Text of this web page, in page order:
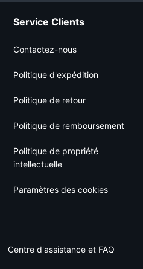
Service Clients
Contactez-nous
Politique d'expédition
Politique de retour
Politique de remboursement
Politique de propriété
intellectuelle
Paramètres des cookies
Centre d'assistance et FAQ